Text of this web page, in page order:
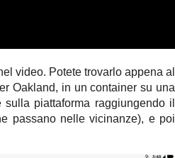
video. Potete trovarlo appena al
Oakland, in un container su una
piattaforma raggiungendo il
passano nelle vicinanze), e poi